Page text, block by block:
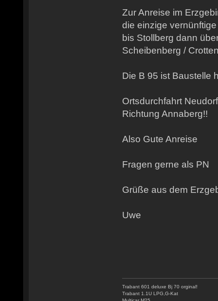
Zur Anreise im
die einzige
bis Stollberg dann
Scheibenberg /
Die B 95 ist Baustelle
Ortsdurchfahrt
Richtung Annaberg!!
Also Gute Anreise
Fragen gerne als PN
Grüße aus dem
Uwe
Trabant 601 deluxe Bj 70 orginal!
Trabant 1.1U LPG,G-Kat